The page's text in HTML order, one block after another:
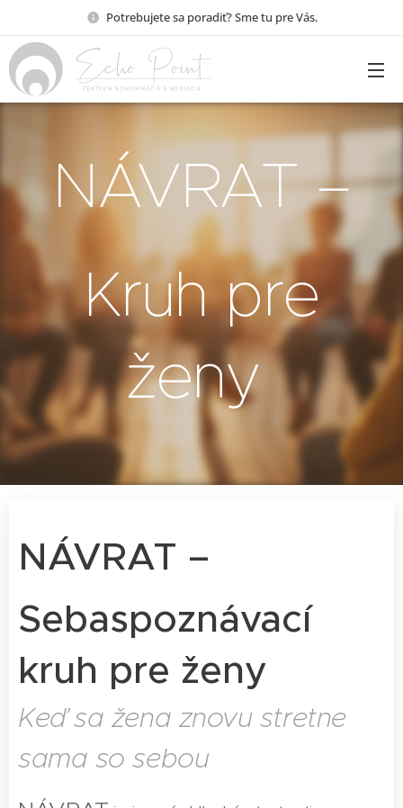
Potrebujete sa poradiť? Sme tu pre Vás.
NÁVRAT –
Kruh pre
ženy
NÁVRAT –
Sebaspoznávací
kruh pre ženy
Keď sa žena znovu stretne
sama so sebou